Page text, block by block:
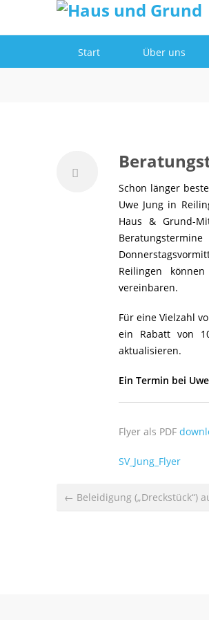
Start Über uns
Schon länger
Uwe Jung in
Haus & Grund-
Reilingen
vereinbaren.
Für eine Vielzahl
ein Rabatt von
aktualisieren.
Ein Termin bei
Flyer als PDF
SV_Jung_Flyer
← Beleidigung („Dreckstück“)